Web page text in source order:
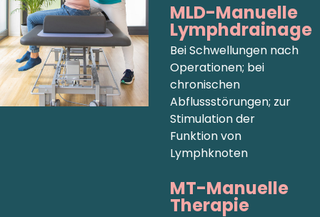
MLD-Manuelle
Lymphdrainage
Bei Schwellungen nach
Operationen; bei
chronischen
Abflussstörungen; zur
Stimulation der
Funktion von
Lymphknoten
MT-Manuelle
Therapie